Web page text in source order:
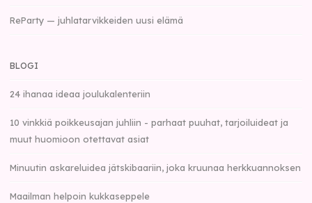
ReParty — juhlatarvikkeiden uusi elämä
BLOGI
24 ihanaa ideaa joulukalenteriin
10 vinkkiä poikkeusajan juhliin - parhaat puuhat, tarjoiluideat ja
muut huomioon otettavat asiat
Minuutin askareluidea jätskibaariin, joka kruunaa herkkuannoksen
Maailman helpoin kukkaseppele